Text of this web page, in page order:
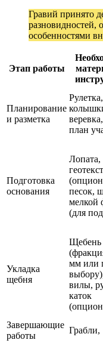
Гравий принято
особенностями
Этап работы
Планирование
и разметка
Рулетка,
план
Подготовка
основания
Лопата,
песок,
мелкой
(для
Укладка
щебня
Щебень
мм или
вилы,
каток
Завершающие
работы
Грабли,